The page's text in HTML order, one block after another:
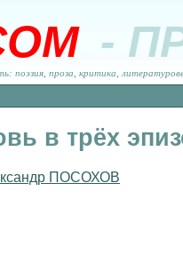
-
поэзия, проза, критика,
в трёх
ПОСОХОВ